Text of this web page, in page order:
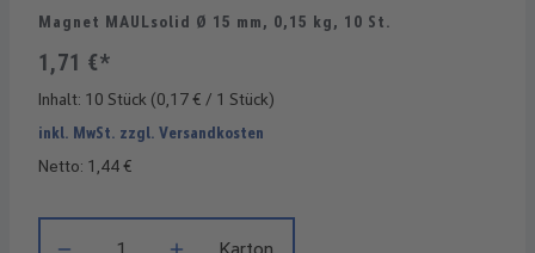
Magnet MAULsolid Ø 15 mm, 0,15 kg, 10 St.
1,71 €*
Inhalt: 10 Stück (0,17 € / 1 Stück)
inkl. MwSt. zzgl. Versandkosten
Netto: 1,44 €
Karton